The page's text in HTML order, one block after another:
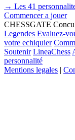
→ Les 41
Commencer a jouer
CHESSGATE
Legendes Evaluez-
votre echiquier
Soutenir LineaChess
personnalité
Mentions legales |